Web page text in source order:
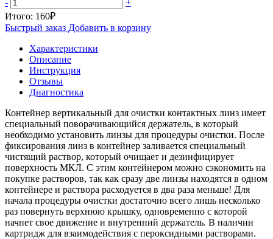
Итого: 160₽
Быстрый заказ Добавить в корзину
Характеристики
Описание
Инструкция
Отзывы
Диагностика
Контейнер вертикальный для очистки контактных линз имеет
специальный поворачивающийся держатель, в который
необходимо установить линзы для процедуры очистки. После
фиксирования линз в контейнер заливается специальный
чистящий раствор, который очищает и дезинфицирует
поверхность МКЛ. С этим контейнером можно сэкономить на
покупке растворов, так как сразу две линзы находятся в одном
контейнере и раствора расходуется в два раза меньше! Для
начала процедуры очистки достаточно всего лишь несколько
раз повернуть верхнюю крышку, одновременно с которой
начнет свое движение и внутренний держатель. В наличии
картридж для взаимодействия с пероксидными растворами.